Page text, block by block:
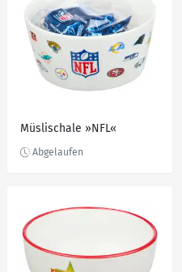
Müslischale »NFL«